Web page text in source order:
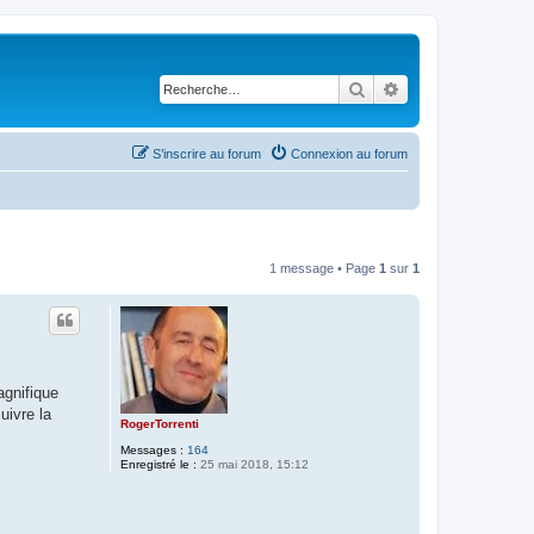
Rechercher
Connexion au forum
S’inscrire au forum
1 message • Page 1 sur 1
RogerTorrenti
Messages : 164
Enregistré le : 25 mai 2018, 15:12
la